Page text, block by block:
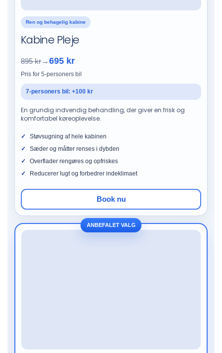
Ren og behagelig kabine
Kabine Pleje
895 kr→695 kr
Pris for 5-personers bil
7-personers bil: +100 kr
En grundig indvendig behandling, der giver en frisk og
komfortabel køreoplevelse.
Støvsugning af hele kabinen
Sæder og måtter renses i dybden
Overflader rengøres og opfriskes
Reducerer lugt og forbedrer indeklimaet
Book nu
ANBEFALET VALG